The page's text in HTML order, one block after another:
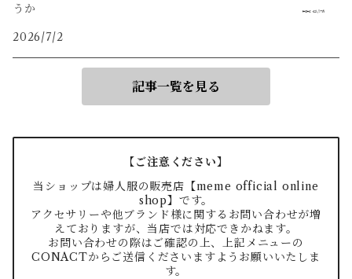
うか
2026/7/2
記事一覧を見る
【ご注意ください】
当ショップは婦人服の販売店【meme official online
shop】です。
アクセサリーや他ブランド様に関するお問い合わせが増
えておりますが、当店では対応できかねます。
お問い合わせの際はご確認の上、上記メニューの
CONACTからご送信くださいますようお願いいたしま
す。